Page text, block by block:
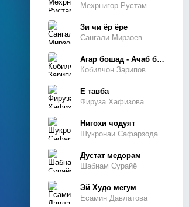
Мехрнигор Рустам
Зи чи ёр ёре
Сангали Мирзоев
Агар бошад - Ачаб бошад
Кобилчон Зарипов
Ё тавба
Фируза Хафизова
Нигохи чодуят
Шукронаи Сафарзода
Дустат медорам
Шабнам Сурайё
Эй Худо мегум
Ёсамин Давлатова